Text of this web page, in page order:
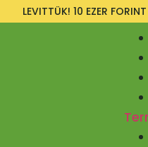
LEVITTÜK! 10 EZER